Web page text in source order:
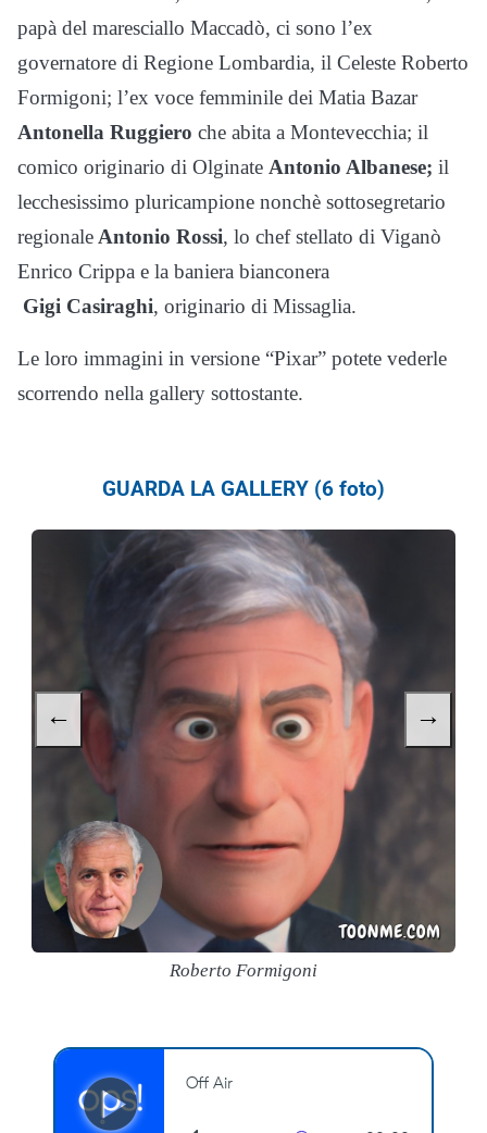
papà del maresciallo Maccadò, ci sono l’ex
governatore di Regione Lombardia, il Celeste Roberto
Formigoni; l’ex voce femminile dei Matia Bazar
Antonella Ruggiero che abita a Montevecchia; il
comico originario di Olginate Antonio Albanese; il
lecchesissimo pluricampione nonchè sottosegretario
regionale Antonio Rossi, lo chef stellato di Viganò
Enrico Crippa e la baniera bianconera
Gigi Casiraghi, originario di Missaglia.
Le loro immagini in versione “Pixar” potete vederle
scorrendo nella gallery sottostante.
GUARDA LA GALLERY (6 foto)
Roberto Formigoni
← →